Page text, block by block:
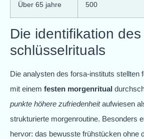
Über 65 jahre 500
Die identifikation des
schlüsselrituals
Die analysten des forsa-instituts stellten
mit einem festen morgenritual
punkte höhere zufriedenheitaufwiesen
strukturierte morgenroutine. Besonders
hervor: das bewusste frühstücken ohne